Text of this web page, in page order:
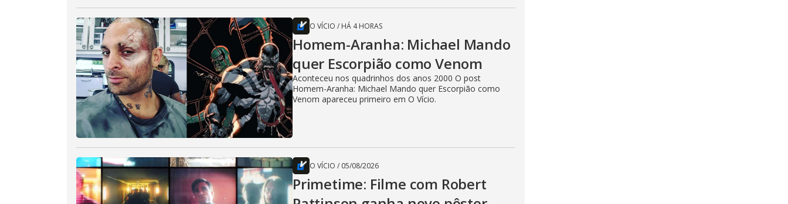
O VÍCIO / HÁ 4 HORAS
Homem-Aranha: Michael Mando
quer Escorpião como Venom
Aconteceu nos quadrinhos dos anos 2000 O post
Homem-Aranha: Michael Mando quer Escorpião como
Venom apareceu primeiro em O Vício.
O VÍCIO / 05/08/2026
Primetime: Filme com Robert